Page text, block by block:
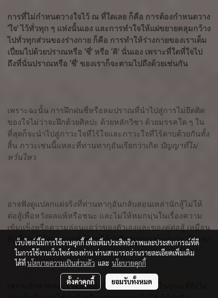
การที่ไม่กำหนดวางใจไว้ ณ ที่ใดเลย ก็คือ การต้องกำหนดวาง
‘ใจ’ ไว้ทั่วทุก ๆ แห่งนั้นเอง และการทำใจให้แผ่ขยายคลุมกว้าง
ไปทั่วทุกส่วนของร่างกาย ก็คือ การทำให้ร่างกายของเราเต็ม
เปี่ยมไปด้วยปราณหรือ ‘ชี่’ หรือ ‘คิ’ นั่นเอง เพราะที่ใดที่ใจไป
ถึงที่นั่นปราณหรือ ‘ชี่’ ของเราก็จะตามไปถึงด้วยเช่นกัน
เพราะฉะนั้น การฝึกฝนชี่หรือลมปราณที่นำไปสู่การไม่ยึดติด
ของใจไม่ว่าจะฝึกด้วยศิลปะ ด้วยหลักวิชา ด้วยมรรคใด ๆ ใน
ที่สุดก็จะนำไปสู่ภาวะใจที่ไร้ใจและภาวะใจที่ไร้ดาบด้วยกันทั้ง
สิ้น ภาวะเช่นนี้แหละที่ท่านทากุอันเรียกว่าเกิด ปัญญาที่ไม่
หวั่นไหว
อาจฟังดูแปลกแต่จริงที่ท่านทากุอันกลับสอนเหล่านักสู้ไม่ให้
ต่อสู้เพื่อหวังผลแพ้หรือชนะ และไม่ให้หมกมุ่นในเรื่องความ
เข้มแข็งหรือความอ่อนแอว่าของตัวเองและของคู่ต่อสู้ เหมือน
กับที่ท่านได้สอนพวกนักดาบให้มุ่งฝึกฝนจนบรรลุภาวะไร้ดาบ
เพราะถ้าหากคนเรามุ่งต่อสู้เพื่อหวังผลแพ้ชนะในขณะที่ยังไม่
เว็บไซต์นี้มีการใช้งานคุกกี้ เพื่อเพิ่มประสิทธิภาพและประสบการณ์ที่ดี
ในการใช้งานเว็บไซต์ของท่าน ท่านสามารถอ่านรายละเอียดเพิ่มเติม
ได้ที่นโยบายความเป็นส่วนตัว และ นโยบายคุกกี้
ตั้งค่าคุกกี้ ยอมรับทั้งหมด